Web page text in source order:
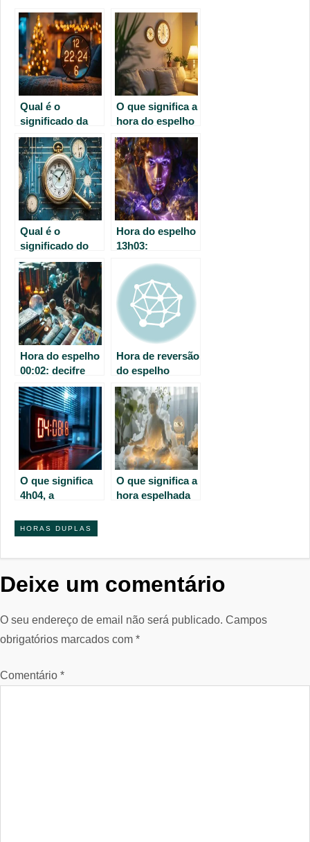
Qual é o
significado da
hora do espelho
22h24?
O que significa a
hora do espelho
triplo das 20h?
Qual é o
significado do
horário 12:34?
Hora do espelho
13h03:
mensagens
espirituais para
explorar
Hora do espelho
00:02: decifre
suas mensagens
e significados
espirituais
Hora de reversão
do espelho
02:20: qual o seu
significado?
O que significa
4h04, a
do espelho?
O que significa a
hora espelhada
HORAS DUPLAS
Deixe um comentário
O seu endereço de email não será publicado. Campos
obrigatórios marcados com *
Comentário *